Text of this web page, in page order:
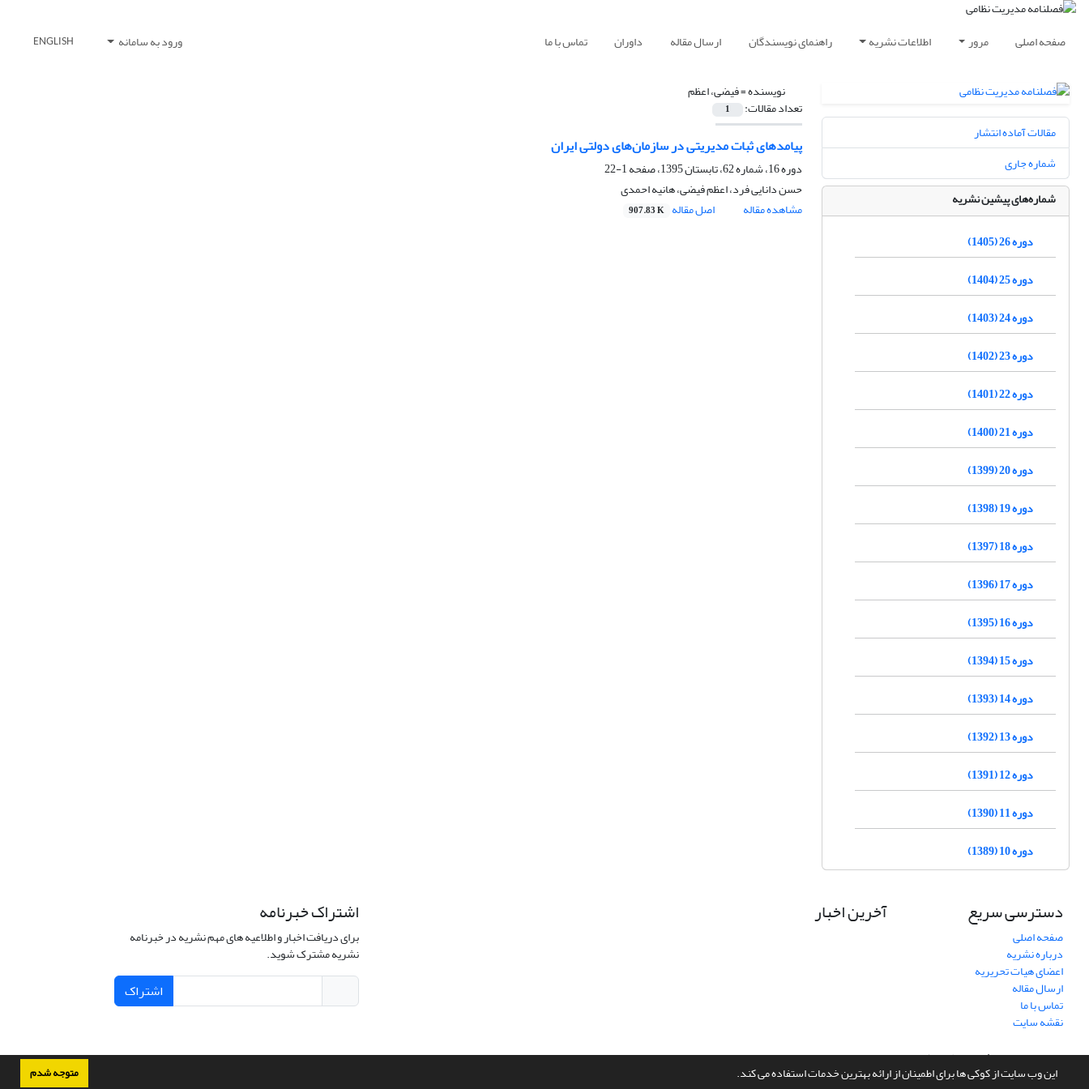
این وب سایت از کوکی ها برای اطمینان از ارائه بهترین خدمات استفاده می کند. متوجه شدم
صفحه اصلی مرور اطلاعات نشریه راهنمای نویسندگان ارسال مقاله داوران تماس با ما ورود به سامانه ENGLISH
نویسنده =فیضی، اعظم
تعداد مقالات: 1
پیامدهای ثبات مدیریتی در سازمان‌های دولتی ایران
دوره 16، شماره 62، تابستان 1395، صفحه
1-22
حسن دانایی فرد، اعظم فیضی، هانیه احمدی
مشاهده مقاله
اصل مقاله 907.83 K
مقالات آماده انتشار
شماره جاری
شماره‌های پیشین نشریه
دوره 26 (1405)
دوره 25 (1404)
دوره 24 (1403)
دوره 23 (1402)
دوره 22 (1401)
دوره 21 (1400)
دوره 20 (1399)
دوره 19 (1398)
دوره 18 (1397)
دوره 17 (1396)
دوره 16 (1395)
دوره 15 (1394)
دوره 14 (1393)
دوره 13 (1392)
دوره 12 (1391)
دوره 11 (1390)
دوره 10 (1389)
دسترسی سریع
صفحه اصلی
درباره نشریه
اعضای هیات تحریریه
ارسال مقاله
تماس با ما
نقشه سایت
آخرین اخبار اشتراک خبرنامه
برای دریافت اخبار و اطلاعیه های مهم نشریه در خبرنامه
نشریه مشترک شوید.
اشتراک
سامانه مدیریت نشریات علمی.طراحی و پیاده سازی ازسیناوب